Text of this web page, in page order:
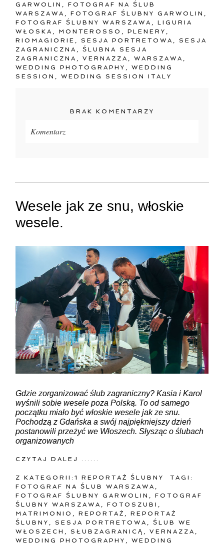
GARWOLIN
,FOTOGRAF NA ŚLUB
WARSZAWA
,FOTOGRAF ŚLUBNY GARWOLIN
FOTOGRAF ŚLUBNY WARSZAWA
,LIGURIA
WŁOSKA
MONTEROSSO ,PLENERY
RIOMAGIORIE
SESJA PORTRETOWA
SESJA
ZAGRANICZNA
,ŚLUBNA SESJA
ZAGRANICZNA
,VERNAZZA ,WARSZAWA
WEDDING PHOTOGRAPHY
,WEDDING
SESSION
,WEDDING SESSION ITALY
BRAK KOMENTARZY
Komentarz
ZAMIEŚĆ KOMENTARZ
Wesele jak ze snu, włoskie
wesele.
Gdzie zorganizować ślub zagraniczny? Kasia i Karol
wyśnili sobie wesele poza Polską. To od samego
początku miało być włoskie wesele jak ze snu.
Pochodzą z Gdańska a swój najpiękniejszy dzień
postanowili przeżyć we Włoszech. Słysząc o ślubach
organizowanych
CZYTAJ DALEJ ......
Z KATEGORII:1 REPORTAŻ ŚLUBNY
TAGI:
FOTOGRAF NA ŚLUB WARSZAWA
FOTOGRAF ŚLUBNY GARWOLIN
,FOTOGRAF
ŚLUBNY WARSZAWA
,FOTOSZUBI
MATRIMONIO
,REPORTAŻ ,REPORTAŻ
ŚLUBNY
SESJA PORTRETOWA ,ŚLUB WE
WŁOSZECH
SŁUBZAGRANICĄ ,VERNAZZA
WEDDING PHOTOGRAPHY
,WEDDING